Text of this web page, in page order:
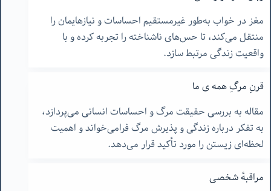
مغز در خواب به‌طور غیرمستقیم احساسات و نیازهایمان را
منتقل می‌کند، تا حس‌های ناشناخته را تجربه کرده و با
واقعیت زندگی مرتبط سازد.
قرنِ مرگِ همه ی ما
مقاله به بررسی حقیقت مرگ و احساسات انسانی می‌پردازد،
به تفکر درباره زندگی و پذیرش مرگ فرامی‌خواند و اهمیت
لحظه‌ای زیستن را مورد تأکید قرار می‌دهد.
مراقبهٔ شخصی